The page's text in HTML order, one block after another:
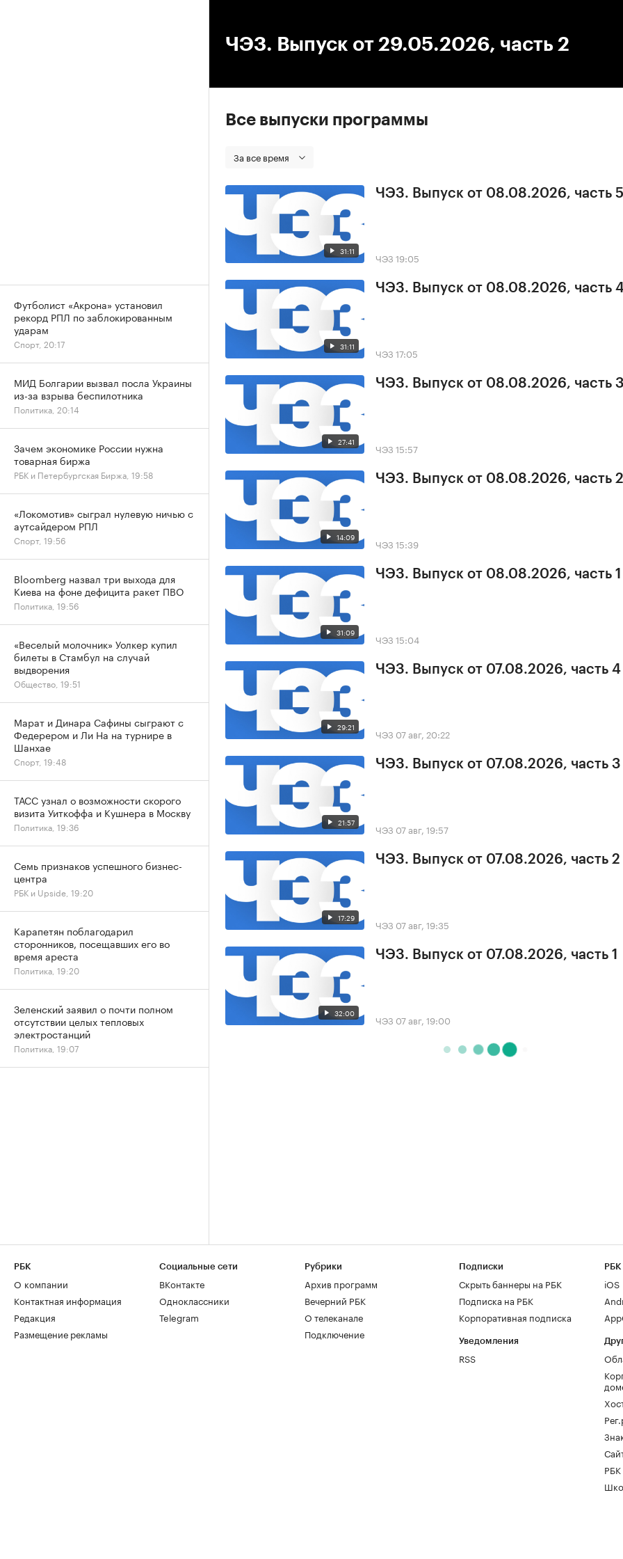
ЧЭЗ. Выпуск от 29.05.2026, часть 2
Все выпуски программы
За все время
31:11
ЧЭЗ. Выпуск от 08.08.2026, часть 5
ЧЭЗ 19:05
31:11
ЧЭЗ. Выпуск от 08.08.2026, часть
ЧЭЗ 17:05
27:41
ЧЭЗ. Выпуск от 08.08.2026, часть
ЧЭЗ 15:57
14:09
ЧЭЗ. Выпуск от 08.08.2026, часть 2
ЧЭЗ 15:39
31:09
ЧЭЗ. Выпуск от 08.08.2026, часть 1
ЧЭЗ 15:04
29:21
ЧЭЗ. Выпуск от 07.08.2026, часть 4
ЧЭЗ 07 авг, 20:22
21:57
ЧЭЗ. Выпуск от 07.08.2026, часть 3
ЧЭЗ 07 авг, 19:57
17:29
ЧЭЗ. Выпуск от 07.08.2026, часть 2
ЧЭЗ 07 авг, 19:35
32:00
ЧЭЗ. Выпуск от 07.08.2026, часть 1
ЧЭЗ 07 авг, 19:00
Футболист «Акрона» установил
рекорд РПЛ по заблокированным
ударам
Спорт, 20:17
МИД Болгарии вызвал посла Украины
из-за взрыва беспилотника
Политика, 20:14
Зачем экономике России нужна
товарная биржа
РБК и Петербургская Биржа, 19:58
«Локомотив» сыграл нулевую ничью с
аутсайдером РПЛ
Спорт, 19:56
Bloomberg назвал три выхода для
Киева на фоне дефицита ракет ПВО
Политика, 19:56
«Веселый молочник» Уолкер купил
билеты в Стамбул на случай
выдворения
Общество, 19:51
Марат и Динара Сафины сыграют с
Федерером и Ли На на турнире в
Шанхае
Спорт, 19:48
ТАСС узнал о возможности скорого
визита Уиткоффа и Кушнера в Москву
Политика, 19:36
Семь признаков успешного бизнес-
центра
РБК и Upside, 19:20
Карапетян поблагодарил
сторонников, посещавших его во
время ареста
Политика, 19:20
Зеленский заявил о почти полном
отсутствии целых тепловых
электростанций
Политика, 19:07
РБК
О компании
Контактная информация
Редакция
Размещение рекламы
Социальные сети
ВКонтакте
Одноклассники
Telegram
Рубрики
Архив программ
Вечерний РБК
О телеканале
Подключение
Подписки
Скрыть баннеры на РБК
Подписка на РБК
Корпоративная подписка
Уведомления
RSS
РБК
iOS